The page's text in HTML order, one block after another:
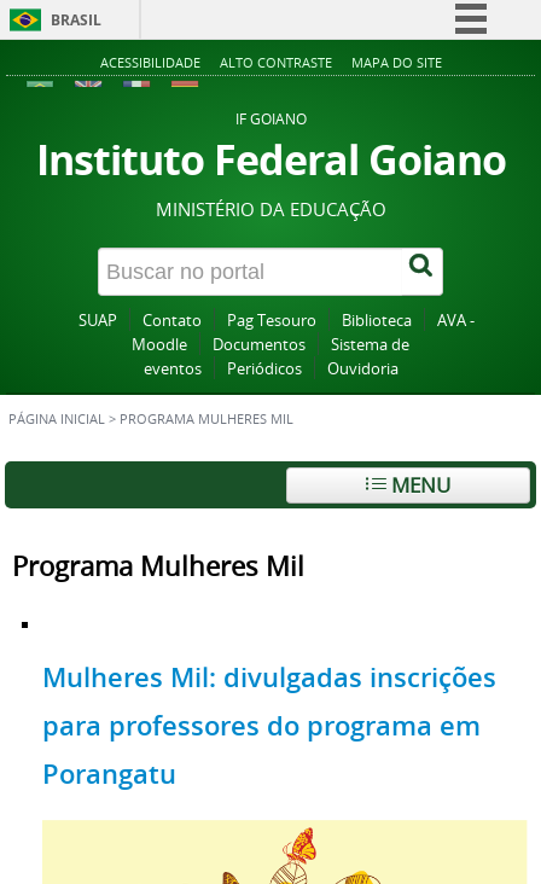
BRASIL
Simplifique!
Acesso à informação
Legislação
Canais
ACESSIBILIDADE ALTO CONTRASTE MAPA DO SITE
IF GOIANO
Instituto Federal Goiano
MINISTÉRIO DA EDUCAÇÃO
SUAP Contato Pag Tesouro Biblioteca
AVA -
Moodle
Documentos
Sistema de
eventos
Periódicos Ouvidoria
PÁGINA INICIAL > PROGRAMA MULHERES MIL
MENU
Programa Mulheres Mil
Mulheres Mil: divulgadas inscrições
para professores do programa em
Porangatu